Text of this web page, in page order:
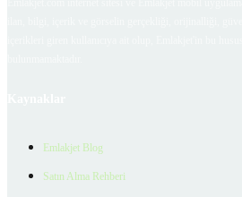
Emlakjet Blog
Satın Alma Rehberi